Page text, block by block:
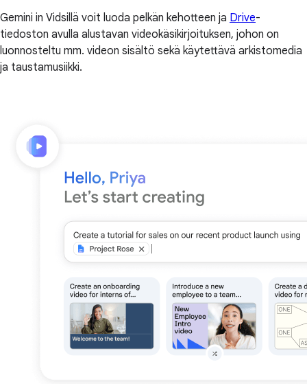
Gemini in Vidsillä voit luoda pelkän kehotteen ja Drive-
tiedoston avulla alustavan videokäsikirjoituksen, johon on
luonnosteltu mm. videon sisältö sekä käytettävä arkistomedia
ja taustamusiikki.